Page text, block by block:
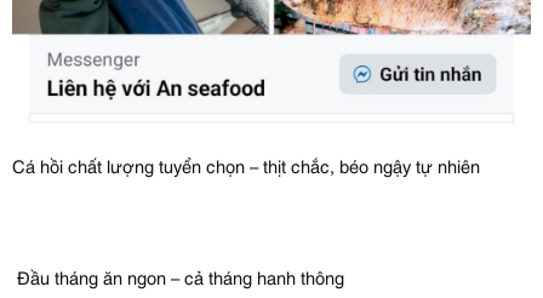
Cá hồi chất lượng tuyển chọn – thịt chắc, béo ngậy tự nhiên
Đầu tháng ăn ngon – cả tháng hanh thông